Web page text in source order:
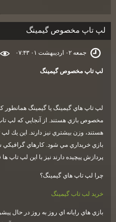
لپ تاپ مخصوص گيمينگ
جمعه ۰۲ اردیبهشت ۰۱ ۰۷:۴۳
لپ تاپ مخصوص گيمينگ
لپ تاپ هاي گيمينگ يا گيمينگ همانطور
مخصوص بازي هستند. از آنجايي كه لپ
هستند، وزن بيشتري نيز دارند. اين
بازي خريداري مي شود. كارهاي گرافيكي
پردازش پيچيده دارند نيز با اين لپ تاپ
چرا لپ تاپ هاي گيمينگ؟
خريد لب تاب گيمينگ
بازي هاي رايانه اي روز به روز در حال